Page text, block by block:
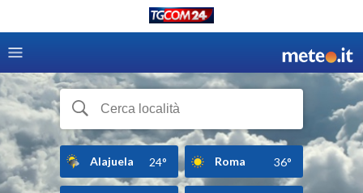
Alajuela 24° Roma 36°